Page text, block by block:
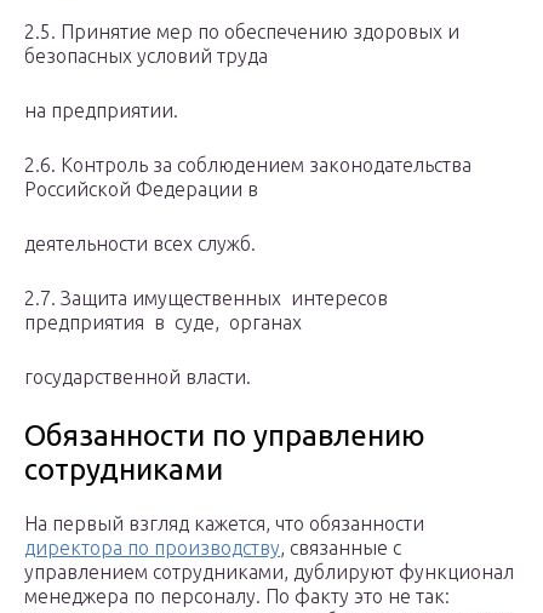
2.5. Принятие мер по обеспечению здоровых и
безопасных условий труда
на предприятии.
2.6. Контроль за соблюдением законодательства
Российской Федерации в
деятельности всех служб.
2.7. Защита имущественных интересов
предприятия в суде, органах
государственной власти.
Обязанности по управлению
сотрудниками
На первый взгляд кажется, что обязанности
директора по производству, связанные с
управлением сотрудниками, дублируют функционал
менеджера по персоналу. По факту это не так: